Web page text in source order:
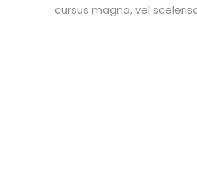
cursus magna, vel